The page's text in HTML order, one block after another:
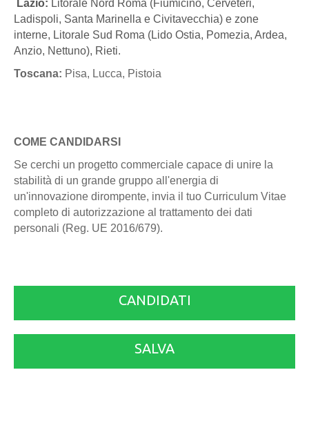
Lazio: Litorale Nord Roma (Fiumicino, Cerveteri,
Ladispoli, Santa Marinella e Civitavecchia) e zone
interne, Litorale Sud Roma (Lido Ostia, Pomezia, Ardea,
Anzio, Nettuno), Rieti.
Toscana: Pisa, Lucca, Pistoia
COME CANDIDARSI
Se cerchi un progetto commerciale capace di unire la
stabilità di un grande gruppo all'energia di
un'innovazione dirompente, invia il tuo Curriculum Vitae
completo di autorizzazione al trattamento dei dati
personali (Reg. UE 2016/679).
CANDIDATI
SALVA